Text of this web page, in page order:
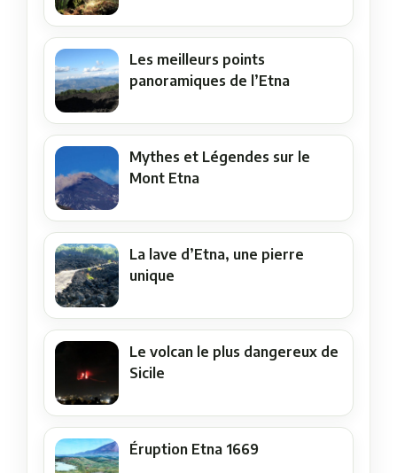
Les meilleurs points
panoramiques de l’Etna
Mythes et Légendes sur le
Mont Etna
La lave d’Etna, une pierre
unique
Le volcan le plus dangereux de
Sicile
Éruption Etna 1669